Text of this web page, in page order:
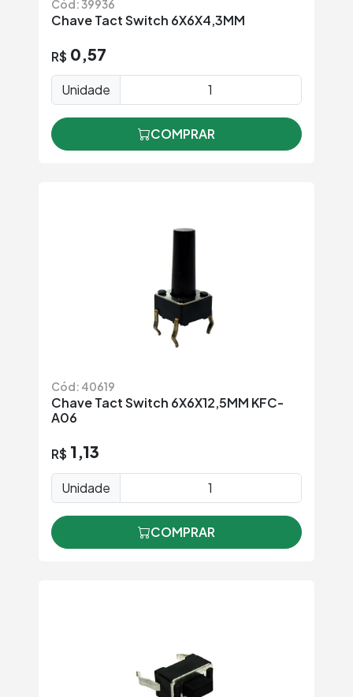
Cód: 39936
Chave Tact Switch 6X6X4,3MM
R$ 0,57
Unidade
COMPRAR
Cód: 40619
Chave Tact Switch 6X6X12,5MM KFC-
A06
R$ 1,13
Unidade
COMPRAR